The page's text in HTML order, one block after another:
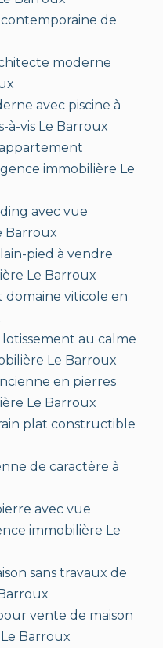
de
moderne
avec piscine à
à-vis Le Barroux
immobilière Le
avec vue
Barroux
pied à vendre
Le Barroux
viticole en
au calme
Le Barroux
en pierres
Le Barroux
plat constructible
de caractère à
avec vue
immobilière Le
sans travaux de
vente de maison
Barroux